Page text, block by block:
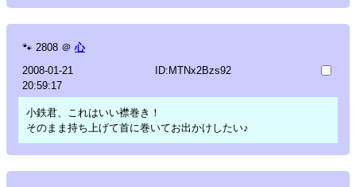
🐾 2808 ＠ 心
2008-01-21
20:59:17
ID:MTNx2Bzs92
小鉄君、これはいい襟巻き！
そのまま持ち上げて首に巻いてお出かけしたい♪